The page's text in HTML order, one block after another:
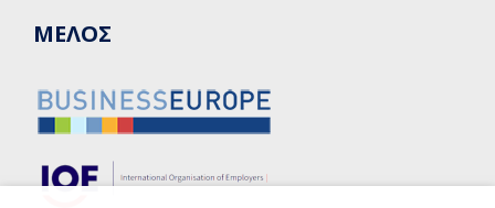
ΜΕΛΟΣ